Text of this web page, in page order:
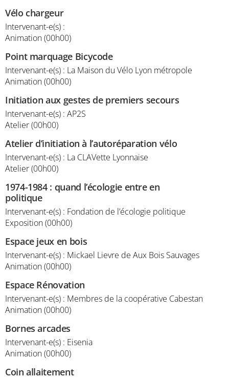
Vélo chargeur
Intervenant-e(s) :
Animation (00h00)
Point marquage Bicycode
Intervenant-e(s) : La Maison du Vélo Lyon métropole
Animation (00h00)
Initiation aux gestes de premiers secours
Intervenant-e(s) : AP2S
Atelier (00h00)
Atelier d’initiation à l’autoréparation vélo
Intervenant-e(s) : La CLAVette Lyonnaise
Atelier (00h00)
1974-1984 : quand l’écologie entre en
politique
Intervenant-e(s) : Fondation de l’écologie politique
Exposition (00h00)
Espace jeux en bois
Intervenant-e(s) : Mickael Lievre de Aux Bois Sauvages
Animation (00h00)
Espace Rénovation
Intervenant-e(s) : Membres de la coopérative Cabestan
Animation (00h00)
Bornes arcades
Intervenant-e(s) : Eisenia
Animation (00h00)
Coin allaitement